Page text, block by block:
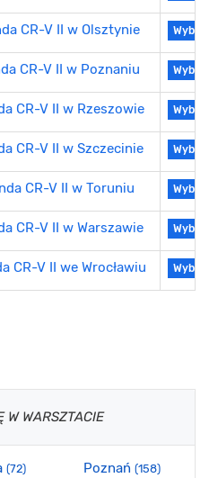
CR-V II w Olsztynie
CR-V II w Poznaniu
CR-V II w Rzeszowie
CR-V II w Szczecinie
CR-V II w Toruniu
CR-V II w Warszawie
CR-V II we Wrocławiu
W WARSZTACIE
(72) Poznań(158)